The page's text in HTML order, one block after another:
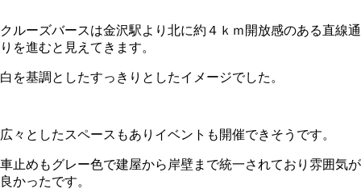
クルーズバースは金沢駅より北に約４ｋｍ開放感のある直線通
りを進むと見えてきます。
白を基調としたすっきりとしたイメージでした。
広々としたスペースもありイベントも開催できそうです。
車止めもグレー色で建屋から岸壁まで統一されており雰囲気が
良かったです。